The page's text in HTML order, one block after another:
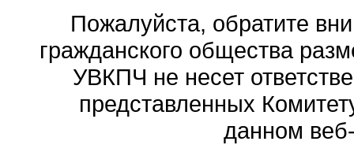
Пожалуйста, обратите
гражданского общества
УВКПЧ не несет
представленных
данном